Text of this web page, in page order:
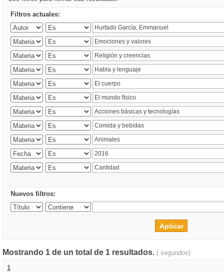
Filtros actuales:
Nuevos filtros:
Mostrando 1 de un total de 1 resultados. ( segundos)
1